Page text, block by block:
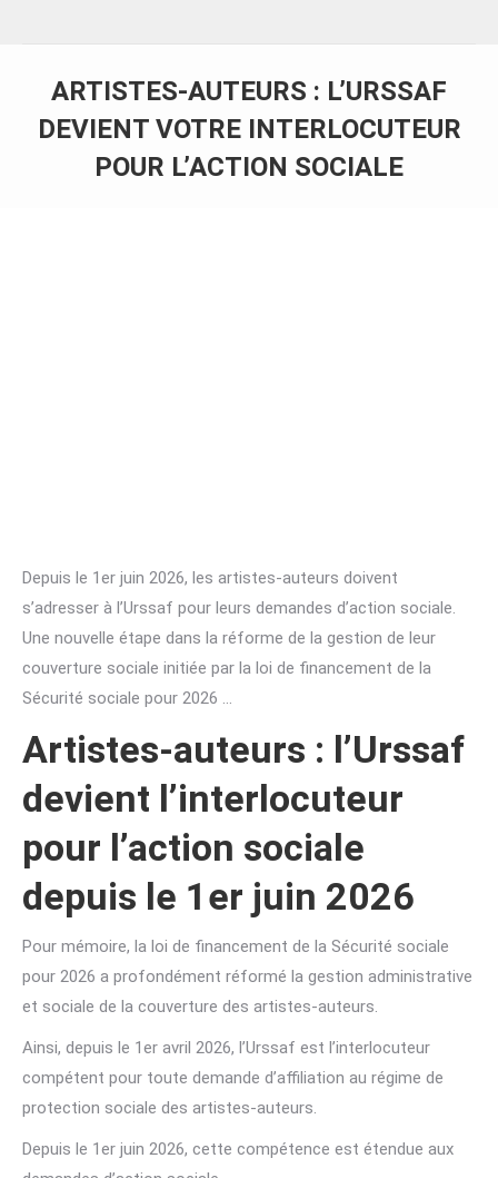
ARTISTES-AUTEURS : L’URSSAF
DEVIENT VOTRE INTERLOCUTEUR
POUR L’ACTION SOCIALE
Depuis le 1er juin 2026, les artistes-auteurs doivent
s’adresser à l’Urssaf pour leurs demandes d’action sociale.
Une nouvelle étape dans la réforme de la gestion de leur
couverture sociale initiée par la loi de financement de la
Sécurité sociale pour 2026 …
Artistes-auteurs : l’Urssaf
devient l’interlocuteur
pour l’action sociale
depuis le 1er juin 2026
Pour mémoire, la loi de financement de la Sécurité sociale
pour 2026 a profondément réformé la gestion administrative
et sociale de la couverture des artistes-auteurs.
Ainsi, depuis le 1er avril 2026, l’Urssaf est l’interlocuteur
compétent pour toute demande d’affiliation au régime de
protection sociale des artistes-auteurs.
Depuis le 1er juin 2026, cette compétence est étendue aux